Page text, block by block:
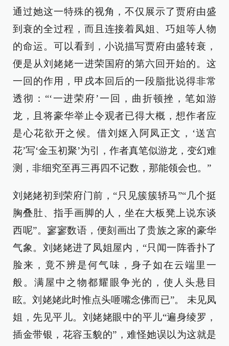
通过她这一特殊的视角，不仅展示了贾府由盛
到衰的全过程，而且连接着凤姐、巧姐等人物
的命运。可以看到，小说描写贾府由盛转衰，
便是从刘姥姥一进荣国府的第六回开始的。这
一回的作用，甲戌本回后的一段脂批说得非常
透彻：“‘一进荣府’一回，曲折顿挫，笔如游
龙，且将豪华举止令观者已得大概，想作者应
是心花欲开之候。借刘妪入阿凤正文，‘送宫
花’写‘金玉初聚’为引，作者真笔似游龙，变幻难
测，非细究至再三再四不记数，那能领会也。”
刘姥姥初到荣府门前，“只见簇簇轿马”“几个挺
胸叠肚、指手画脚的人，坐在大板凳上说东谈
西呢”。寥寥数语，便刻画出了贵族之家的豪华
气象。刘姥姥进了凤姐屋内，“只闻一阵香扑了
脸来，竟不辨是何气味，身子如在云端里一
般。满屋中之物都耀眼争光的，使人头悬目
眩。刘姥姥此时惟点头咂嘴念佛而已”。 未见凤
姐，先见平儿。刘姥姥眼中的平儿“遍身绫罗，
插金带银，花容玉貌的”，难怪她误以为这就是